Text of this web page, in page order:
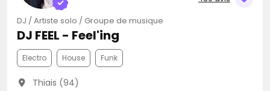
DJ / Artiste solo / Groupe de musique
DJ FEEL - Feel'ing
Electro House Funk
Thiais (94)